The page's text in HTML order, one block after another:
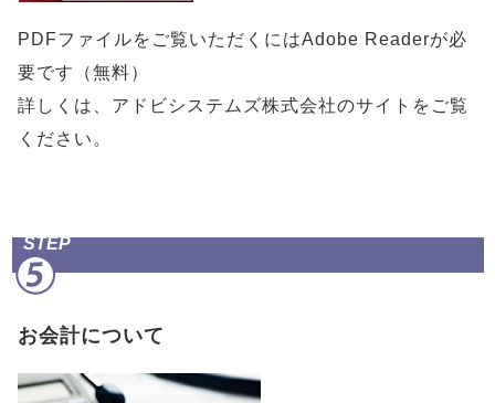
PDFファイルをご覧いただくにはAdobe Readerが必
要です（無料）
詳しくは、アドビシステムズ株式会社のサイトをご覧
ください。
STEP
お会計について